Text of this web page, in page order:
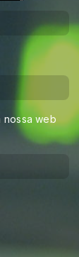
nossa web